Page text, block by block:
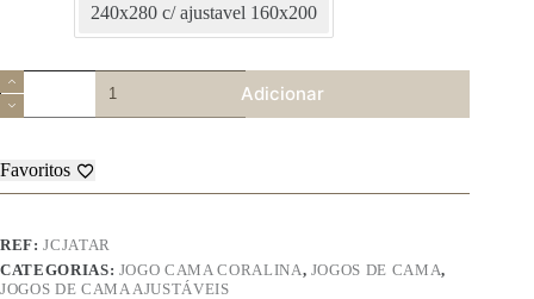
240x280 c/ ajustavel 160x200
Quantidade
de
Jogo
Cama
de
Coralina
Jatar
Adicionar
Favoritos
REF:JCJATAR
CATEGORIAS: JOGO CAMA CORALINA, JOGOS DE CAMA,
JOGOS DE CAMA AJUSTÁVEIS